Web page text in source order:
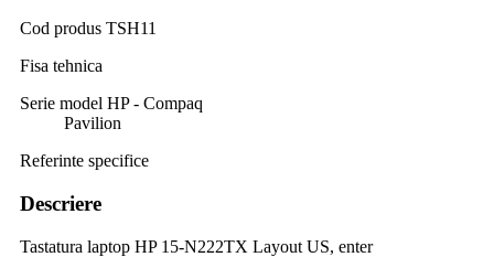
Cod produs TSH11
Fisa tehnica
Serie model HP - Compaq
Pavilion
Referinte specifice
Descriere
Tastatura laptop HP 15-N222TX Layout US, enter